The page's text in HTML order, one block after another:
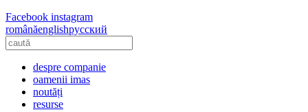
Facebook instagram
românăenglishрусский
despre companie
oamenii imas
noutăți
resurse